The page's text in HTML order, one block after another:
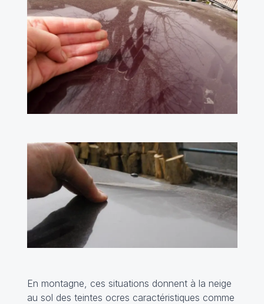
En montagne, ces situations donnent à la neige
au sol des teintes ocres caractéristiques comme